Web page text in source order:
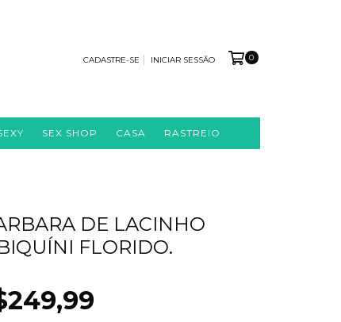
CADASTRE-SE INICIAR SESSÃO 0
SEX SHOP CASA RASTREIO
DE LACINHO
FLORIDO.